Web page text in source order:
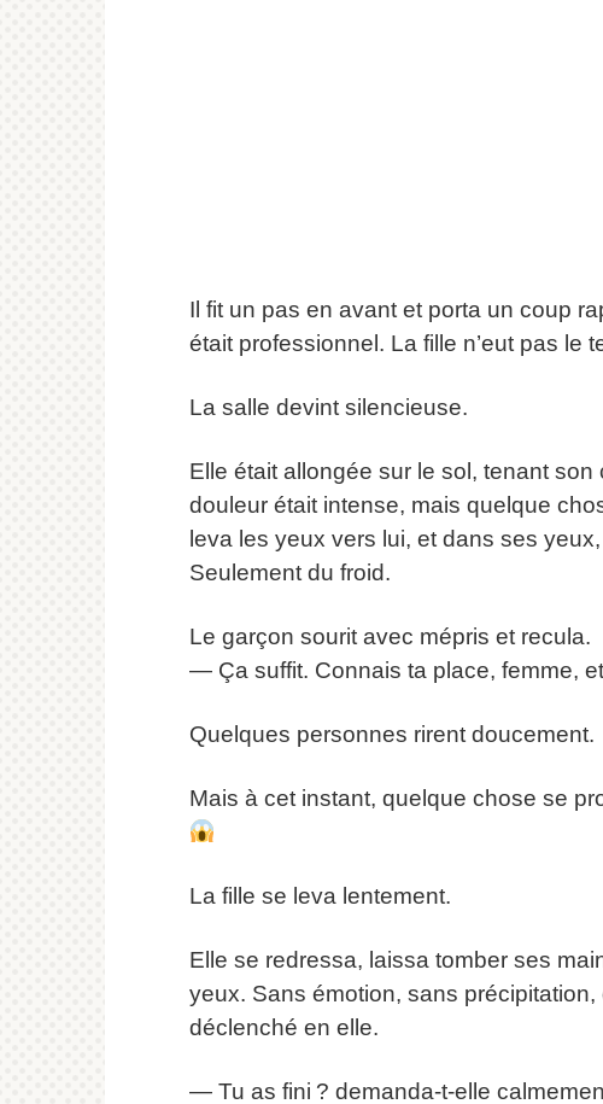
Il fit un pas en avant et porta un coup
était professionnel. La fille n’eut pas le
La salle devint silencieuse.
Elle était allongée sur le sol, tenant
douleur était intense, mais quelque
leva les yeux vers lui, et dans ses
Seulement du froid.
Le garçon sourit avec mépris et recula.
— Ça suffit. Connais ta place, femme,
Quelques personnes rirent doucement.
Mais à cet instant, quelque chose se
La fille se leva lentement.
Elle se redressa, laissa tomber ses
yeux. Sans émotion, sans
déclenché en elle.
— Tu as fini ? demanda-t-elle